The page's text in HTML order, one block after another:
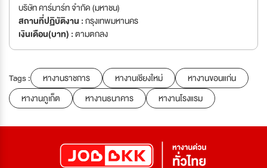
บริษัท คาร์มาร์ท จำกัด (มหาชน)
สถานที่ปฏิบัติงาน :กรุงเทพมหานคร
เงินเดือน(บาท) :ตามตกลง
Tags : หางานราชการ หางานเชียงใหม่
หางานขอนแก่น
หางานภูเก็ต
หางานธนาคาร หางานโรงแรม